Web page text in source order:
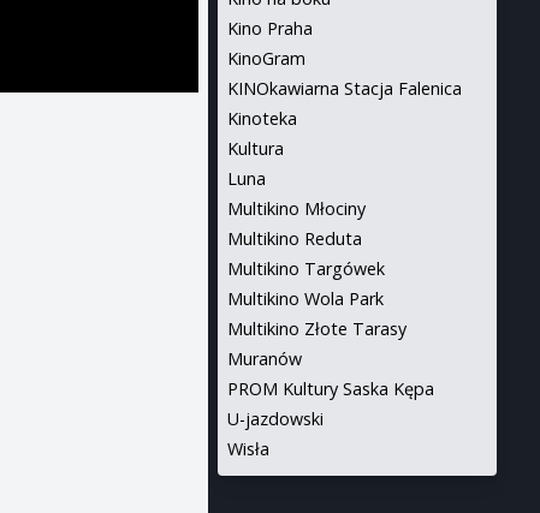
Kino Praha
KinoGram
KINOkawiarna Stacja Falenica
Kinoteka
Kultura
Luna
Multikino Młociny
Multikino Reduta
Multikino Targówek
Multikino Wola Park
Multikino Złote Tarasy
Muranów
PROM Kultury Saska Kępa
U-jazdowski
Wisła